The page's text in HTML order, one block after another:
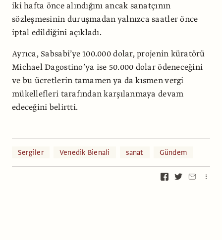
iki hafta önce alındığını ancak sanatçının
sözleşmesinin duruşmadan yalnızca saatler önce
iptal edildiğini açıkladı.
Ayrıca, Sabsabi’ye 100.000 dolar, projenin küratörü
Michael Dagostino’ya ise 50.000 dolar ödeneceğini
ve bu ücretlerin tamamen ya da kısmen vergi
mükellefleri tarafından karşılanmaya devam
edeceğini belirtti.
Sergiler Venedik Bienali sanat Gündem